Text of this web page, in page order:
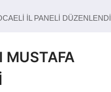
İL PANELİ DÜZENLENDİ
MUSTAFA